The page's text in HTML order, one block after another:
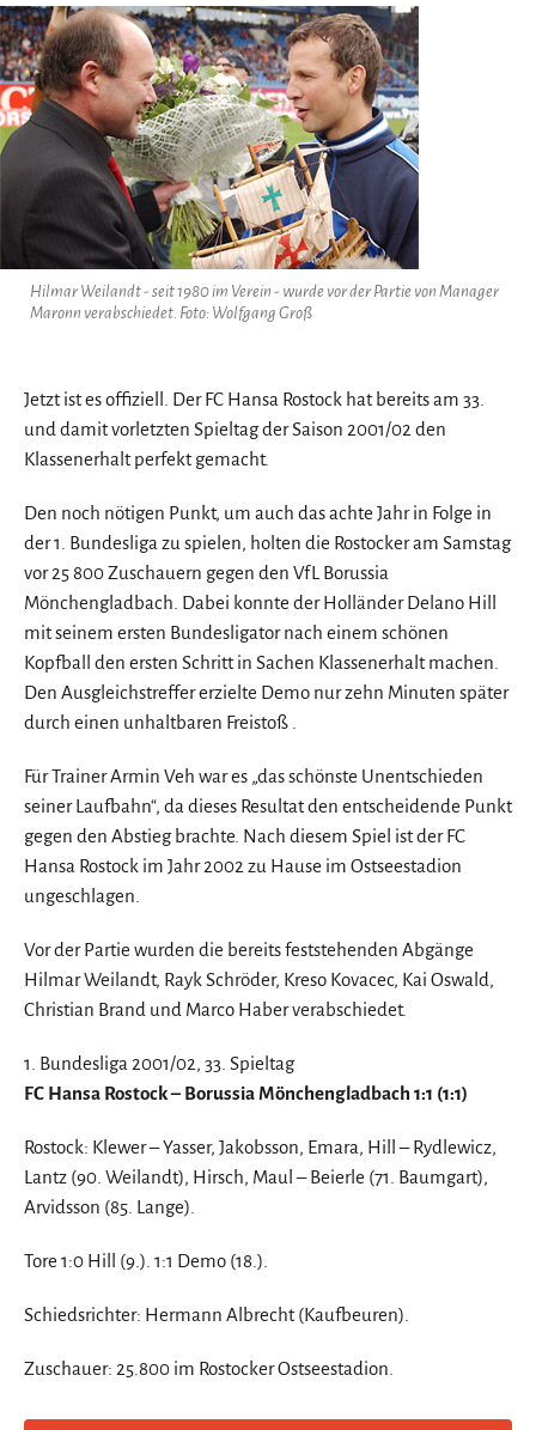
Hilmar Weilandt - seit 1980 im Verein - wurde vor der Partie von Manager
Maronn verabschiedet. Foto: Wolfgang Groß
Jetzt ist es offiziell. Der FC Hansa Rostock hat bereits am 33.
und damit vorletzten Spieltag der Saison 2001/02 den
Klassenerhalt perfekt gemacht.
Den noch nötigen Punkt, um auch das achte Jahr in Folge in
der 1. Bundesliga zu spielen, holten die Rostocker am Samstag
vor 25 800 Zuschauern gegen den VfL Borussia
Mönchengladbach. Dabei konnte der Holländer Delano Hill
mit seinem ersten Bundesligator nach einem schönen
Kopfball den ersten Schritt in Sachen Klassenerhalt machen.
Den Ausgleichstreffer erzielte Demo nur zehn Minuten später
durch einen unhaltbaren Freistoß .
Für Trainer Armin Veh war es „das schönste Unentschieden
seiner Laufbahn“, da dieses Resultat den entscheidende Punkt
gegen den Abstieg brachte. Nach diesem Spiel ist der FC
Hansa Rostock im Jahr 2002 zu Hause im Ostseestadion
ungeschlagen.
Vor der Partie wurden die bereits feststehenden Abgänge
Hilmar Weilandt, Rayk Schröder, Kreso Kovacec, Kai Oswald,
Christian Brand und Marco Haber verabschiedet.
1. Bundesliga 2001/02, 33. Spieltag
FC Hansa Rostock – Borussia Mönchengladbach 1:1 (1:1)
Rostock: Klewer – Yasser, Jakobsson, Emara, Hill – Rydlewicz,
Lantz (90. Weilandt), Hirsch, Maul – Beierle (71. Baumgart),
Arvidsson (85. Lange).
Tore 1:0 Hill (9.). 1:1 Demo (18.).
Schiedsrichter: Hermann Albrecht (Kaufbeuren).
Zuschauer: 25.800 im Rostocker Ostseestadion.